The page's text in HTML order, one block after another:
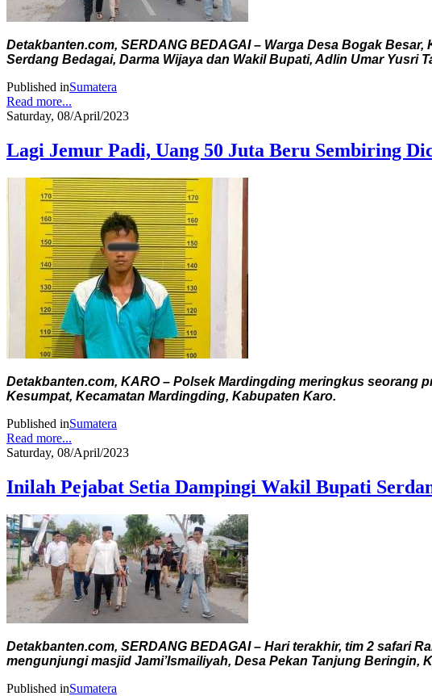
Detakbanten.com, SERDANG BEDAGAI – Warga Desa Bogak
Serdang Bedagai, Darma Wijaya dan Wakil Bupati, Adlin Umar
Published inSumatera
Read more...
Saturday, 08/April/2023
Lagi Jemur Padi, Uang 50 Juta Beru Sembiring
Detakbanten.com, KARO – Polsek Mardingding meringkus seorang
Kesumpat, Kecamatan Mardingding, Kabupaten Karo.
Published inSumatera
Read more...
Saturday, 08/April/2023
Inilah Pejabat Setia Dampingi Wakil Bupati
Detakbanten.com, SERDANG BEDAGAI – Hari terakhir, tim 2 safari
mengunjungi masjid Jami’Ismailiyah, Desa Pekan Tanjung Beringin,
Published inSumatera